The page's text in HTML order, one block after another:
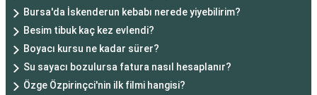
Bursa'da İskenderun kebabı nerede yiyebilirim?
Besim tibuk kaç kez evlendi?
Boyacı kursu ne kadar sürer?
Su sayacı bozulursa fatura nasıl hesaplanır?
Özge Özpirinçci'nin ilk filmi hangisi?